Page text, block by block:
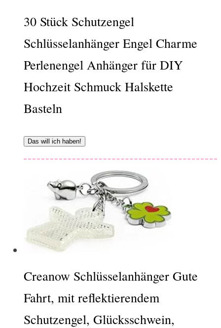
30 Stück Schutzengel
Schlüsselanhänger Engel Charme
Perlenengel Anhänger für DIY
Hochzeit Schmuck Halskette
Basteln
Das will ich haben!
Creanow Schlüsselanhänger Gute
Fahrt, mit reflektierendem
Schutzengel, Glücksschwein,